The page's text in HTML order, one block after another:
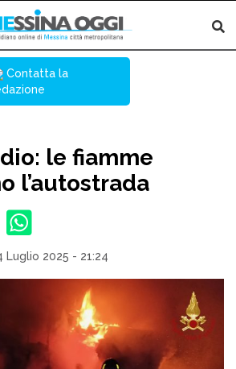
Contatta la
le fiamme
l’autostrada
Luglio 2025 - 21:24